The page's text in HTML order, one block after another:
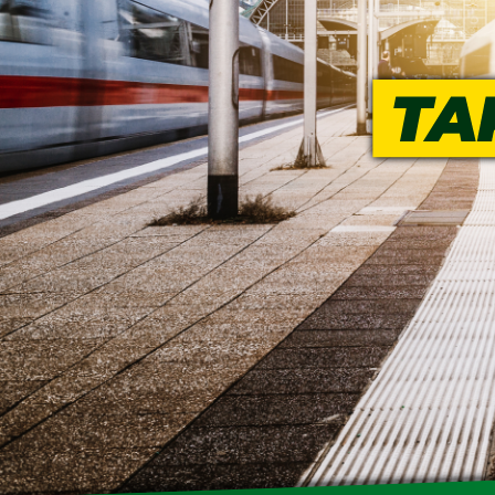
TARIF
SERVICE
MITGLIEDSCHAFT
PRESSE